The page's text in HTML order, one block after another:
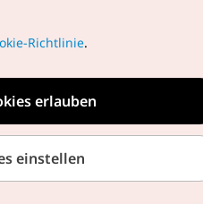
Richtlinie.
erlauben
einstellen